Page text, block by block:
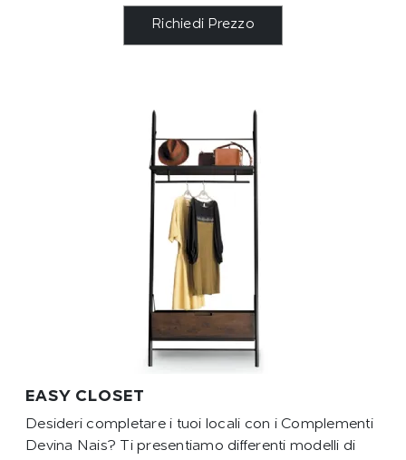
Richiedi Prezzo
EASY CLOSET
Desideri completare i tuoi locali con i Complementi
Devina Nais? Ti presentiamo differenti modelli di